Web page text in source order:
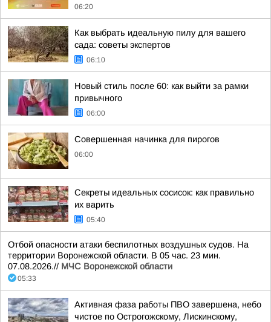
06:20
Как выбрать идеальную пилу для вашего
сада: советы экспертов
06:10
Новый стиль после 60: как выйти за рамки
привычного
06:00
Совершенная начинка для пирогов
06:00
Секреты идеальных сосисок: как правильно
их варить
05:40
Отбой опасности атаки беспилотных воздушных судов. На
территории Воронежской области. В 05 час. 23 мин.
07.08.2026.// МЧС Воронежской области
05:33
Активная фаза работы ПВО завершена, небо
чистое по Острогожскому, Лискинскому,